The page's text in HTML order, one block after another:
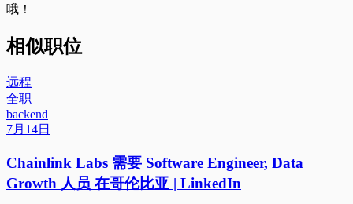
哦！
相似职位
远程
全职
backend
7月14日
Chainlink Labs 需要 Software Engineer, Data
Growth 人员 在哥伦比亚 | LinkedIn